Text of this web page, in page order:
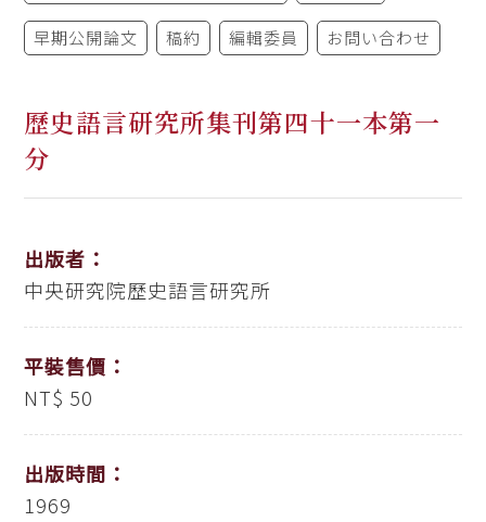
早期公開論文 稿約 編輯委員 お問い合わせ
歷史語言研究所集刊第四十一本第一
分
出版者：
中央研究院歷史語言研究所
平裝售價：
NT$ 50
出版時間：
1969